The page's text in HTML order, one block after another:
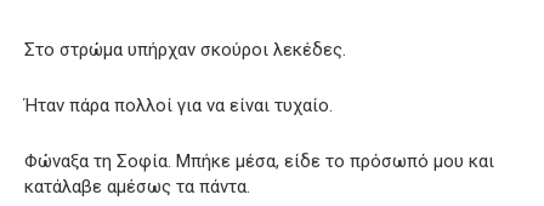
Στο στρώμα υπήρχαν σκούροι λεκέδες.
Ήταν πάρα πολλοί για να είναι τυχαίο.
Φώναξα τη Σοφία. Μπήκε μέσα, είδε το πρόσωπό μου και
κατάλαβε αμέσως τα πάντα.